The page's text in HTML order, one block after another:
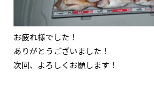
お疲れ様でした！
ありがとうございました！
次回、よろしくお願します！